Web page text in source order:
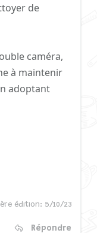
de
caméra,
à maintenir
adoptant
édition: 5/10/23
Répondre